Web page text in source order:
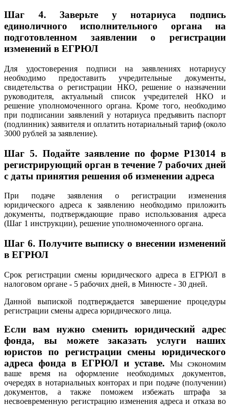
Шаг 4.Заверьте у нотариуса подпись
единоличного исполнительного органа на
подготовленном заявлении о регистрации
изменений в ЕГРЮЛ
Для удостоверения подписи на заявлениях нотариусу
необходимо предоставить учредительные документы,
свидетельства о регистрации НКО, решение о назначении
руководителя, актуальный список учредителей НКО и
решение уполномоченного органа. Кроме того, необходимо
при подписании заявлений у нотариуса предъявить паспорт
(подлинник) заявителя и оплатить нотариальный тариф (около
3000 рублей за заявление).
Шаг 5. Подайте заявление по форме P13014 в
регистрирующий орган в течение 7 рабочих дней
с даты принятия решения об изменении адреса
При подаче заявления о регистрации изменения
юридического адреса к заявлению необходимо приложить
документы, подтверждающие право использования адреса
(Шаг 1 инструкции), решение уполномоченного органа.
Шаг 6. Получите выписку о внесении изменений
в ЕГРЮЛ
Срок регистрации смены юридического адреса в ЕГРЮЛ в
налоговом органе - 5 рабочих дней, в Минюсте - 30 дней.
Данной выпиской подтверждается завершение процедуры
регистрации смены адреса юридического лица.
Если вам нужно сменить юридический адрес
фонда, вы можете заказать услуги наших
юристов по регистрации смены юридического
адреса фонда в ЕГРЮЛ и уставе.
Мы сэкономим
ваше время на оформление необходимых документов,
очередях в нотариальных конторах и при подаче (получении)
документов, а также поможем избежать штрафа за
несвоевременную регистрацию изменения адреса и отказа во